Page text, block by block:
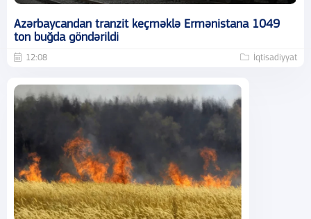
Azərbaycandan tranzit keçməklə Ermənistana 1049
ton buğda göndərildi
12:08 İqtisadiyyat